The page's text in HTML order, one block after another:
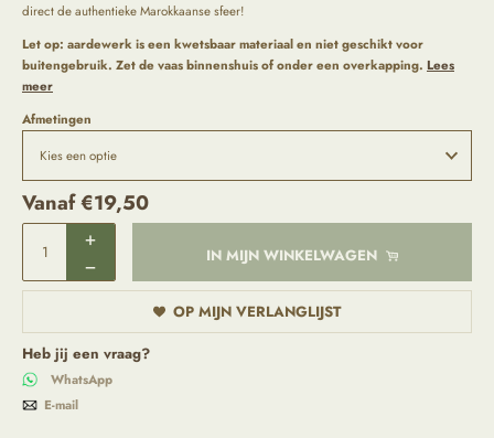
direct de authentieke Marokkaanse sfeer!
Let op: aardewerk is een kwetsbaar materiaal en niet geschikt voor
buitengebruik. Zet de vaas binnenshuis of onder een overkapping. Lees
meer
Afmetingen
Vanaf€19,50
IN MIJN WINKELWAGEN
OP MIJN VERLANGLIJST
Heb jij een vraag?
WhatsApp
E-mail